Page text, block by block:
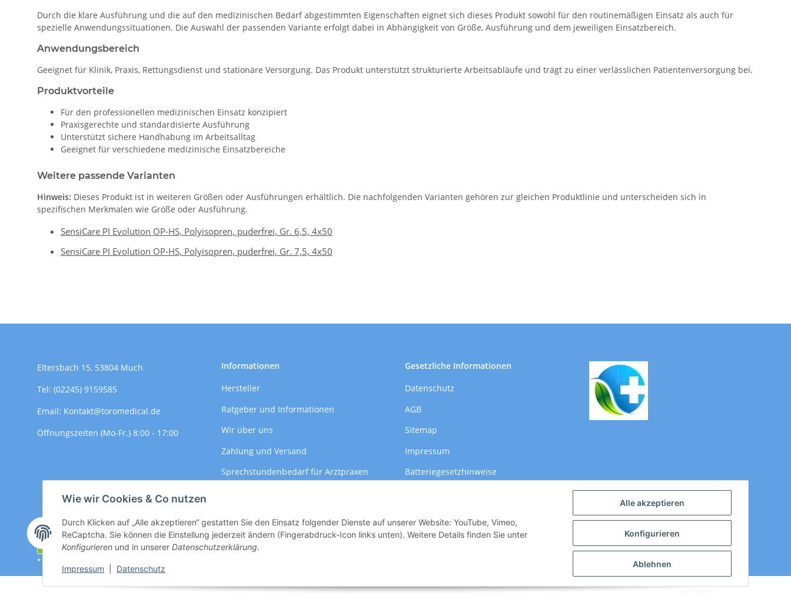
Alle akzeptieren
Konfigurieren
Ablehnen
Wie wir Cookies & Co nutzen
Durch Klicken auf „Alle akzeptieren“ gestatten Sie den Einsatz folgender Dienste auf unserer Website: YouTube, Vimeo,
ReCaptcha. Sie können die Einstellung jederzeit ändern (Fingerabdruck-Icon links unten). Weitere Details finden Sie unter
Konfigurieren und in unserer Datenschutzerklärung.
Impressum Datenschutz
Durch die klare Ausführung und die auf den medizinischen Bedarf abgestimmten Eigenschaften eignet sich dieses Produkt sowohl für den routinemäßigen Einsatz als auch für
spezielle Anwendungssituationen. Die Auswahl der passenden Variante erfolgt dabei in Abhängigkeit von Größe, Ausführung und dem jeweiligen Einsatzbereich.
Anwendungsbereich
Geeignet für Klinik, Praxis, Rettungsdienst und stationäre Versorgung. Das Produkt unterstützt strukturierte Arbeitsabläufe und trägt zu einer verlässlichen Patientenversorgung bei.
Produktvorteile
Für den professionellen medizinischen Einsatz konzipiert
Praxisgerechte und standardisierte Ausführung
Unterstützt sichere Handhabung im Arbeitsalltag
Geeignet für verschiedene medizinische Einsatzbereiche
Weitere passende Varianten
Hinweis: Dieses Produkt ist in weiteren Größen oder Ausführungen erhältlich. Die nachfolgenden Varianten gehören zur gleichen Produktlinie und unterscheiden sich in
spezifischen Merkmalen wie Größe oder Ausführung.
SensiCare PI Evolution OP-HS, Polyisopren, puderfrei, Gr. 6,5, 4x50
SensiCare PI Evolution OP-HS, Polyisopren, puderfrei, Gr. 7,5, 4x50
Eltersbach 15, 53804 Much
Tel: (02245) 9159585
Email: Kontakt@toromedical.de
Öffnungszeiten (Mo-Fr.) 8:00 - 17:00
Informationen
Hersteller
Ratgeber und Informationen
Wir über uns
Zahlung und Versand
Sprechstundenbedarf für Arztpraxen
Gesetzliche Informationen
Datenschutz
AGB
Sitemap
Impressum
Batteriegesetzhinweise
Vertrag widerrufen
* Alle Preise zzgl. gesetzlicher USt., zzgl.
© Thomas Rothe